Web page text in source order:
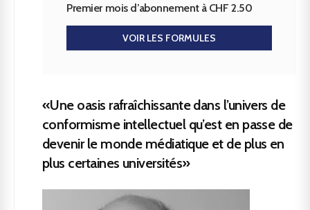
Premier mois d’abonnement à CHF 2.50
VOIR LES FORMULES
«Une oasis rafraîchissante dans l’univers de
conformisme intellectuel qu’est en passe de
devenir le monde médiatique et de plus en
plus certaines universités»